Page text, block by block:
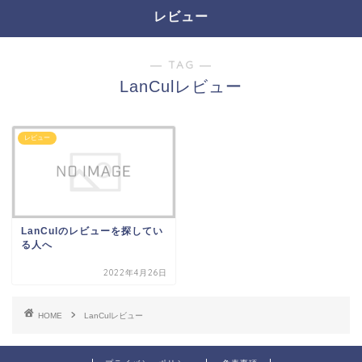
レビュー
― TAG ―
LanCulレビュー
レビュー
LanCulのレビューを探してい
る人へ
2022年4月26日
HOME LanCulレビュー